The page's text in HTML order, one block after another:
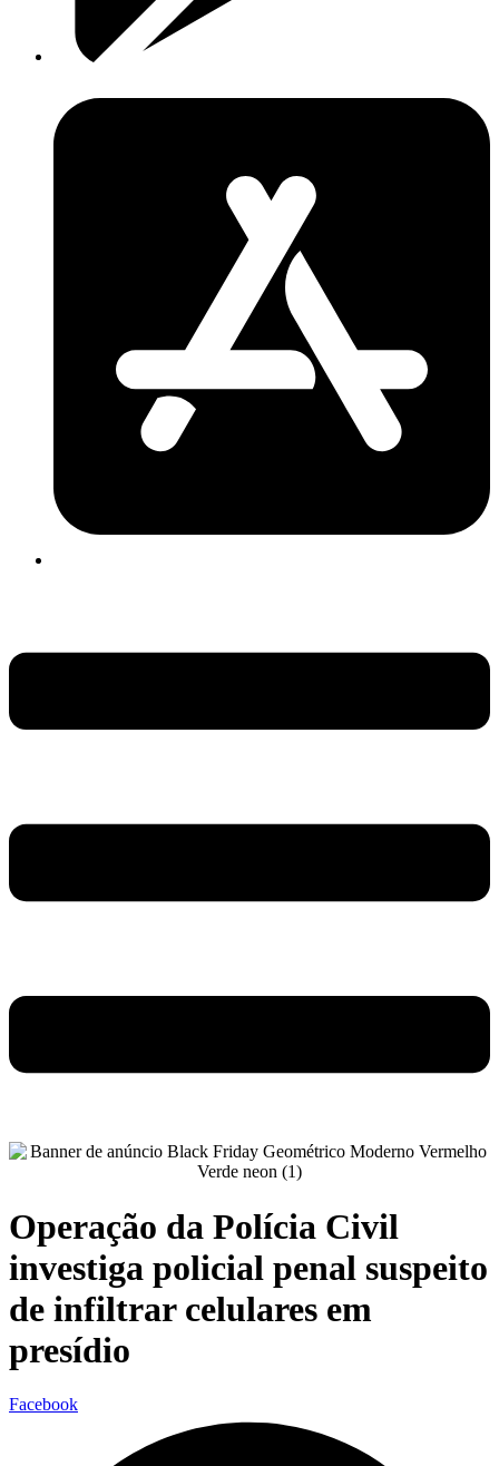
Operação da Polícia Civil
investiga policial penal suspeito
de infiltrar celulares em
presídio
Facebook